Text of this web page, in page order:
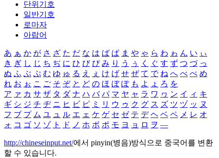
단위기호
일반기호
로마자
아랍어
あ ぁ か が さ ざ た だ な は ば ぱ ま や ゃ ら わ ゎ ん い ぃ
き ぎ し じ ち ぢ に ひ び ぴ み り う ぅ く ぐ す ず つ づ っ
ぬ ふ ぶ ぷ む ゆ ゅ る え ぇ け げ せ ぜ て で ね へ べ ぺ め
れ お ぉ こ ご そ ぞ と ど の ほ ぼ ぽ も よ ょ ろ を
ア ァ カ サ ザ タ ダ ナ ハ バ パ マ ヤ ャ ラ ワ ヮ ン イ ィ キ
ギ シ ジ チ ヂ ニ ヒ ビ ピ ミ リ ウ ゥ ク グ ス ズ ツ ヅ ッ ヌ
フ ブ プ ム ユ ュ ル エ ェ ケ ゲ セ ゼ テ デ ヘ ベ ペ メ レ オ
ォ コ ゴ ソ ゾ ト ド ノ ホ ボ ポ モ ヨ ョ ロ ヲ ―
http://chineseinput.net/에서 pinyin(병음)방식으로 중국어를 변환
할 수 있습니다.